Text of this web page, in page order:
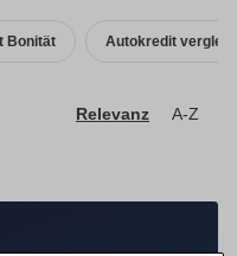
Bonität Autokredit
Relevanz A-Z